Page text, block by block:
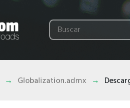
Globalization.admx